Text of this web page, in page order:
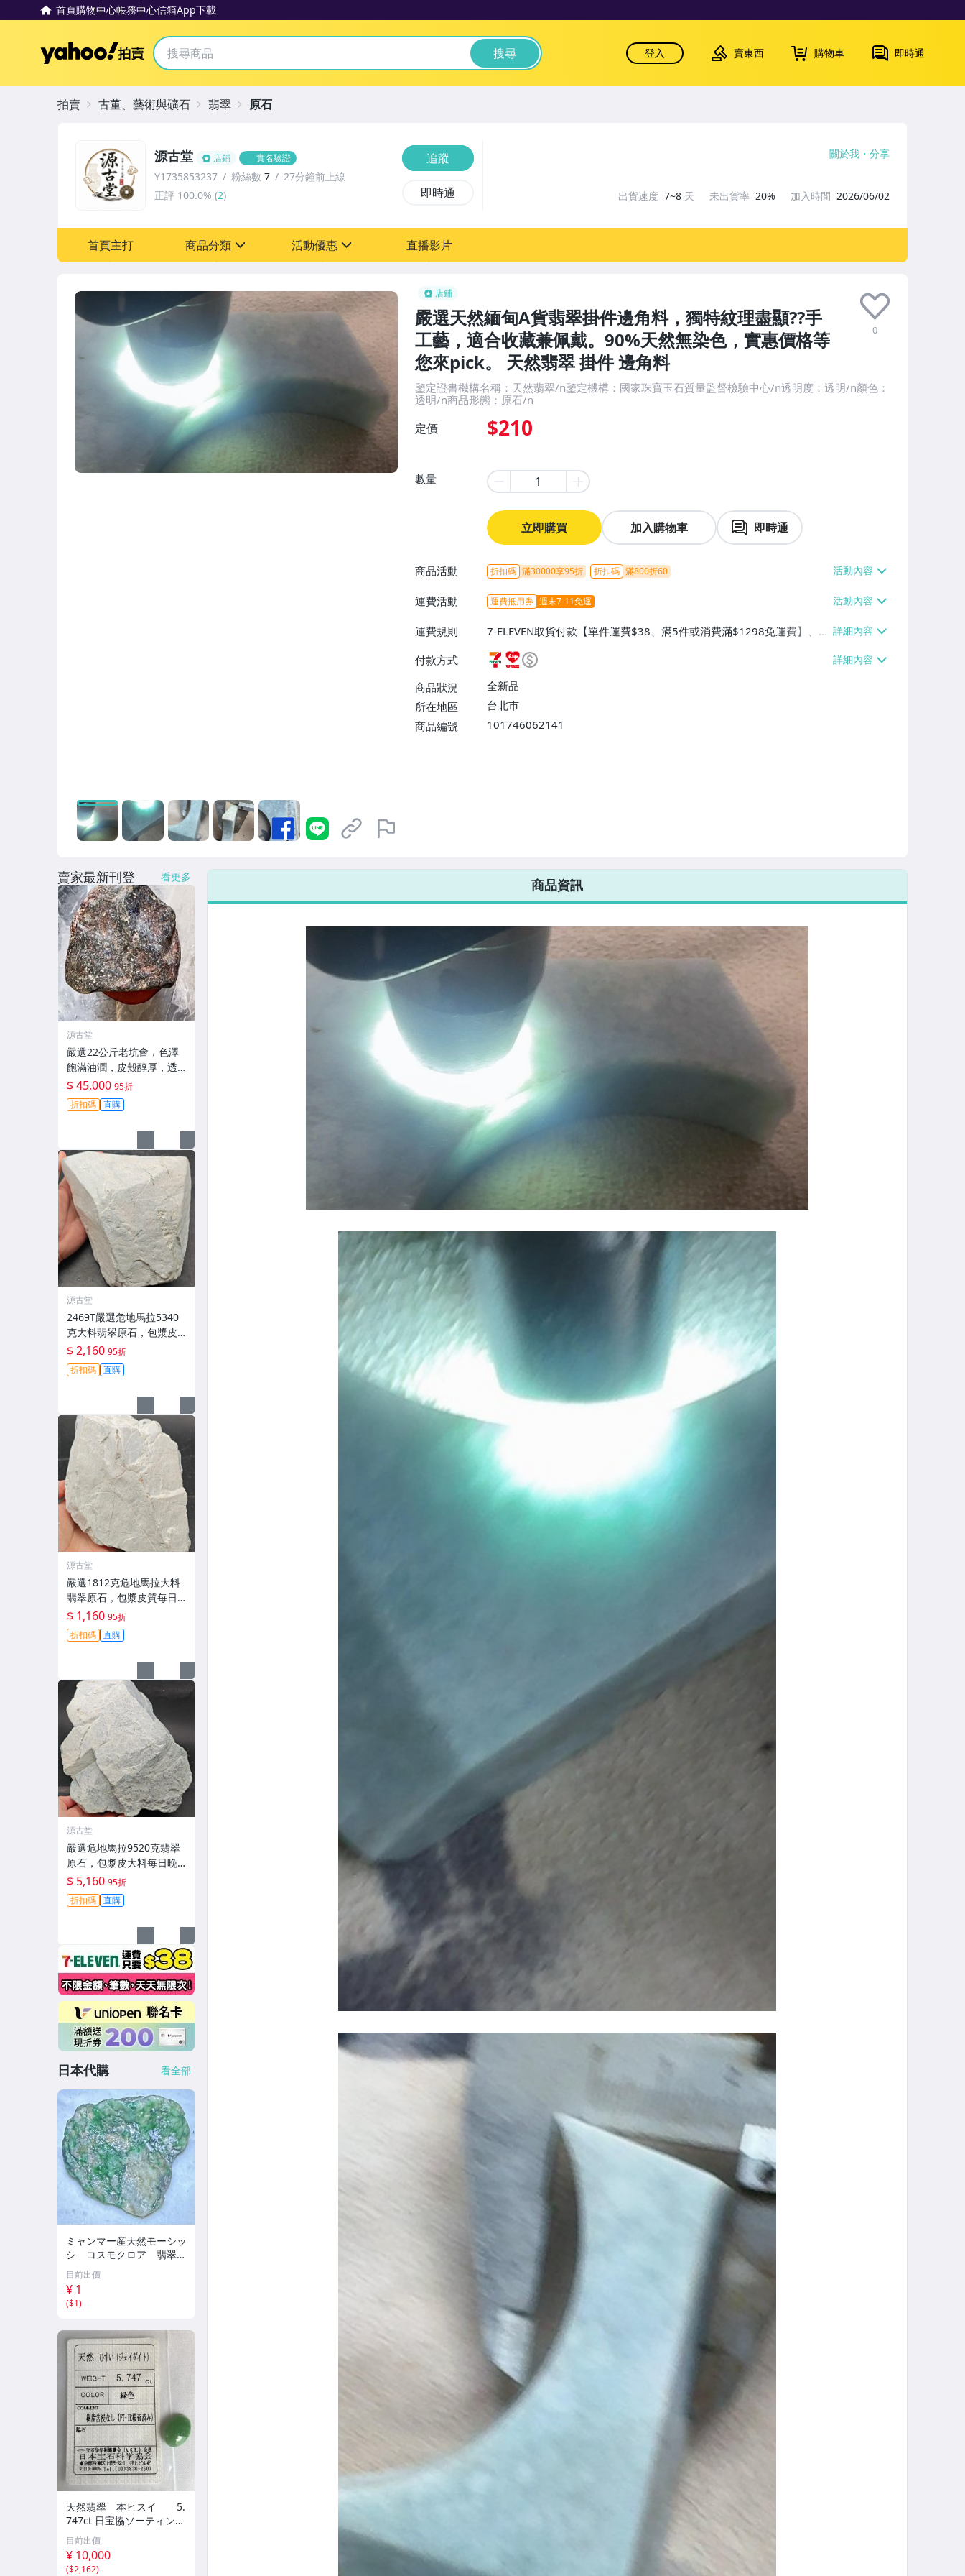
首頁購物中心帳務中心信箱App下載
Yahoo拍賣 搜尋 登入 賣東西 購物車 即時通
店鋪
嚴選天然緬甸A貨翡翠掛件邊角料，獨特紋理盡顯??手
工藝，適合收藏兼佩戴。90%天然無染色，實惠價格等
您來pick。 天然翡翠 掛件 邊角料
0
鑒定證書機構名稱：天然翡翠/n鑒定機構：國家珠寶玉石質量監督檢驗中心/n透明度：透明/n顏色：
透明/n商品形態：原石/n
定價 $210
數量
立即購買 加入購物車 即時通
商品活動 折扣碼 滿30000享95折 折扣碼 滿800折60
運費活動 運費抵用券 週末7-11免運
運費規則
7-ELEVEN取貨付款【單件運費$38、滿5件或消費滿$1298免運費】、7-
ELEVEN取貨不付款【免運費】、萊爾富取貨付款【單件運費$60、滿5件
或消費滿$1298免運費】、宅配/貨運【單件運費$120、滿5件或消費滿
$1598免運費】
付款方式
商品狀況
全新品
所在地區
台北市
商品編號
101746062141
源古堂 店鋪 實名驗證
Y1735853237 粉絲數 7
27分鐘前上線
正評 100.0% (2)
追蹤
即時通
關於我 分享
出貨速度 7~8 天 未出貨率 20% 加入時間 2026/06/02
首頁主打 商品分類 活動優惠
[全店] 粉絲專享
直播影片
拍賣 古董、藝術與礦石 翡翠 原石
商品資訊
賣家最新刊登 看更多
源古堂
嚴選22公斤老坑會，色澤
飽滿油潤，皮殼醇厚，透
著迷人的黃霧光澤 翡翠 A
貨 玉石
$ 45,000 95折
折扣碼 直購
源古堂
2469T嚴選危地馬拉5340
克大料翡翠原石，包漿皮
質每日拍賣截拍11點，真
實成交等您來！翡翠 原石
包漝
$ 2,160 95折
折扣碼 直購
源古堂
嚴選1812克危地馬拉大料
翡翠原石，包漿皮質每日
晚11點截拍。 危地馬拉 翡
翠原石 大料
$ 1,160 95折
折扣碼 直購
源古堂
嚴選危地馬拉9520克翡翠
原石，包漿皮大料每日晚1
1點拍賣截標，真實成交保
證！翡翠原石 拍賣 9520克
$ 5,160 95折
折扣碼 直購
日本代購 看全部
ミャンマー産天然モーシッ
シ コスモクロア 翡翠輝
石 原石20.16g^ ^激レア
石^ ^
目前出價
¥ 1
($1)
天然翡翠 本ヒスイ 5.
747ct 日宝協ソーティン
グ ルース 天然ひす
い
目前出價
¥ 10,000
($2,162)